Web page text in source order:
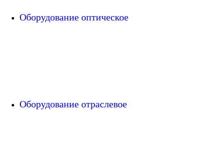
Оборудование оптическое
Оборудование отраслевое